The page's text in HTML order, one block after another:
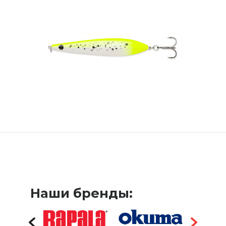
Наши бренды: